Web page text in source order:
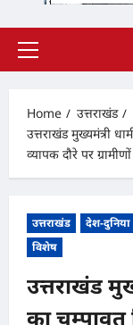
Primary
Home
उत्तराखंड
उत्तराखंड मुख्यमंत्री
व्यापक दौरे पर
उत्तराखंड देश-दुनिया
विशेष
उत्तराखंड
का चम्पावत